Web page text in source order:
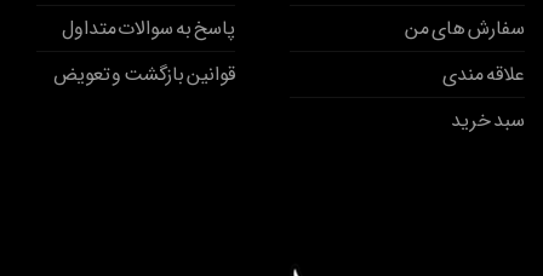
سفارش های من
علاقه مندی
سبد خرید
پاسخ به سوالات متداول
قوانین بازگشت و تعویض